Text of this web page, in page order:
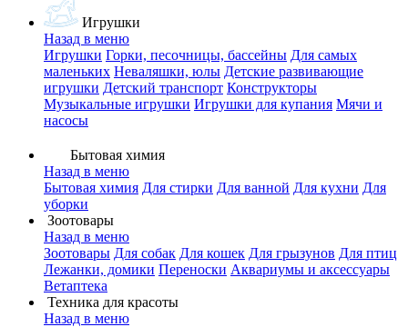
Игрушки
Назад в меню
Игрушки Горки, песочницы, бассейны Для самых
маленьких Неваляшки, юлы Детские развивающие
игрушки Детский транспорт Конструкторы
Музыкальные игрушки Игрушки для купания Мячи и
насосы
Бытовая химия
Назад в меню
Бытовая химия Для стирки Для ванной Для кухни Для
уборки
Зоотовары
Назад в меню
Зоотовары Для собак Для кошек Для грызунов Для птиц
Лежанки, домики Переноски Аквариумы и аксессуары
Ветаптека
Техника для красоты
Назад в меню